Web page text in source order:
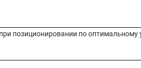
позиционировании по оптимальному